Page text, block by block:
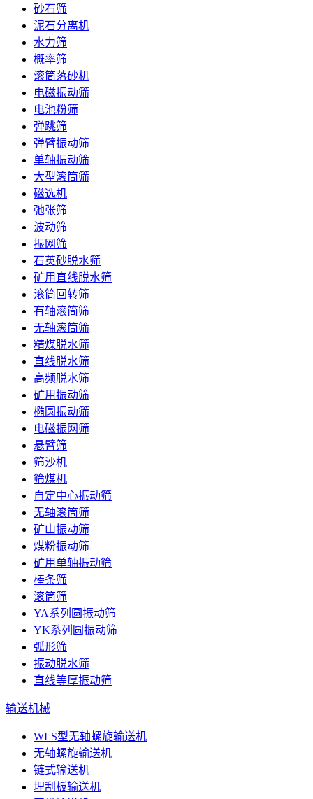
砂石筛
泥石分离机
水力筛
概率筛
滚筒落砂机
电磁振动筛
电池粉筛
弹跳筛
弹臂振动筛
单轴振动筛
大型滚筒筛
磁选机
弛张筛
波动筛
振网筛
石英砂脱水筛
矿用直线脱水筛
滚筒回转筛
有轴滚筒筛
无轴滚筒筛
精煤脱水筛
直线脱水筛
高频脱水筛
矿用振动筛
椭圆振动筛
电磁振网筛
悬臂筛
筛沙机
筛煤机
自定中心振动筛
无轴滚筒筛
矿山振动筛
煤粉振动筛
矿用单轴振动筛
棒条筛
滚筒筛
YA系列圆振动筛
YK系列圆振动筛
弧形筛
振动脱水筛
直线等厚振动筛
输送机械
WLS型无轴螺旋输送机
无轴螺旋输送机
链式输送机
埋刮板输送机